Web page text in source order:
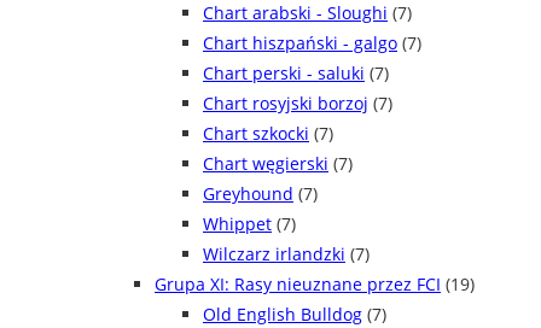
Chart arabski - Sloughi (7)
Chart hiszpański - galgo (7)
Chart perski - saluki (7)
Chart rosyjski borzoj (7)
Chart szkocki (7)
Chart węgierski (7)
Greyhound (7)
Whippet (7)
Wilczarz irlandzki (7)
Grupa XI: Rasy nieuznane przez FCI (19)
Old English Bulldog (7)